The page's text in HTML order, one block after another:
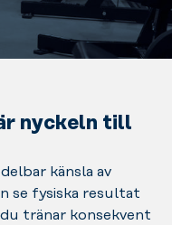
nyckeln till
känsla av
se fysiska resultat
tränar konsekvent